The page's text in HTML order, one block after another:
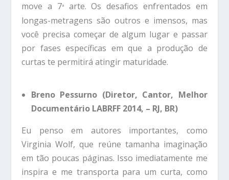
move a 7ªarte. Os desafios enfrentados em
longas-metragens são outros e imensos, mas
você precisa começar de algum lugar e passar
por fases específicas em que a produção de
curtas te permitirá atingir maturidade.
Breno Pessurno (Diretor, Cantor, Melhor
Documentário LABRFF 2014, – RJ, BR)
Eu penso em autores importantes, como
Virginia Wolf, que reúne tamanha imaginação
em tão poucas páginas. Isso imediatamente me
inspira e me transporta para um curta, como